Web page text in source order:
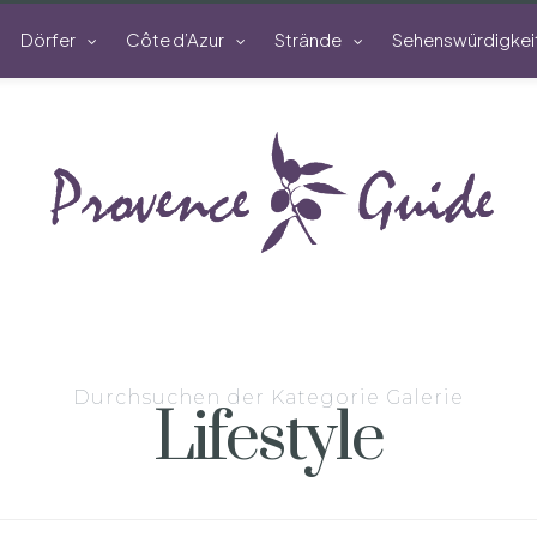
Dörfer Côte d’Azur Strände
Durchsuchen der Kategorie Galerie
Lifestyle